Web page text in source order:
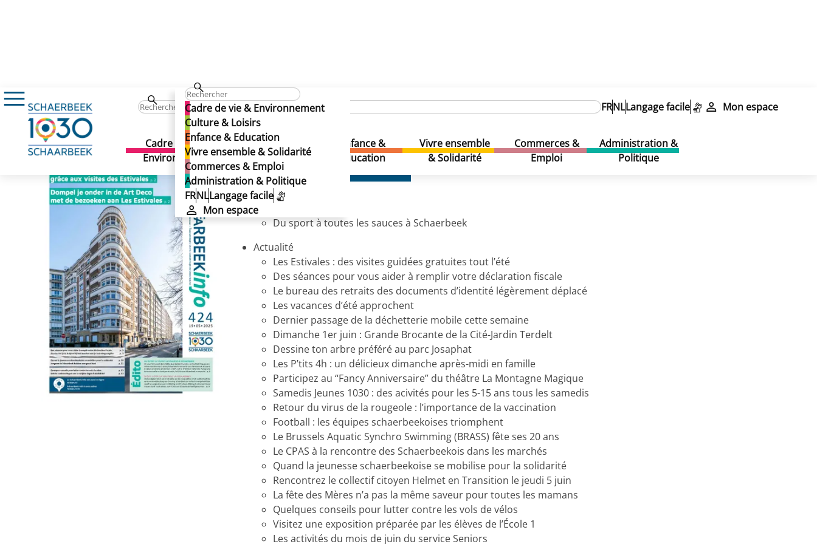
Cadre de vie & Environnement
Culture & Loisirs
Enfance & Education
Vivre ensemble & Solidarité
Commerces & Emploi
Administration & Politique
FRNLLangage facile
Mon espace
FRNLLangage facile Mon espace
Cadre de vie &
Environnement
Culture & Loisirs
Enfance &
Education
Vivre ensemble
& Solidarité
Commerces &
Emploi
Administration &
Politique
424
424
Téléchargez ce numéro (pdf)
Édito
Du sport à toutes les sauces à Schaerbeek
Actualité
Les Estivales : des visites guidées gratuites tout l’été
Des séances pour vous aider à remplir votre déclaration fiscale
Le bureau des retraits des documents d’identité légèrement déplacé
Les vacances d’été approchent
Dernier passage de la déchetterie mobile cette semaine
Dimanche 1er juin : Grande Brocante de la Cité-Jardin Terdelt
Dessine ton arbre préféré au parc Josaphat
Les P’tits 4h : un délicieux dimanche après-midi en famille
Participez au “Fancy Anniversaire” du théâtre La Montagne Magique
Samedis Jeunes 1030 : des acivités pour les 5-15 ans tous les samedis
Retour du virus de la rougeole : l’importance de la vaccination
Football : les équipes schaerbeekoises triomphent
Le Brussels Aquatic Synchro Swimming (BRASS) fête ses 20 ans
Le CPAS à la rencontre des Schaerbeekois dans les marchés
Quand la jeunesse schaerbeekoise se mobilise pour la solidarité
Rencontrez le collectif citoyen Helmet en Transition le jeudi 5 juin
La fête des Mères n’a pas la même saveur pour toutes les mamans
Quelques conseils pour lutter contre les vols de vélos
Visitez une exposition préparée par les élèves de l’École 1
Les activités du mois de juin du service Seniors